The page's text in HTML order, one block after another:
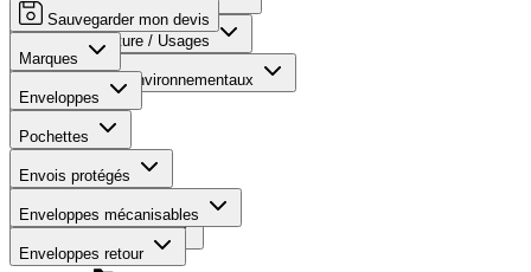
Sauvegarder mon devis
Marques
Enveloppes
Pochettes
Envois protégés
Enveloppes mécanisables
Enveloppes retour
Type de fermeture / Usages
Norme et Label environnementaux
74
pertinence